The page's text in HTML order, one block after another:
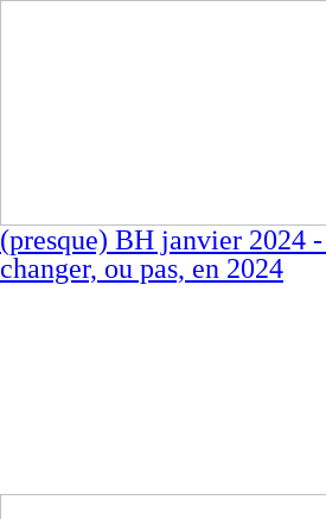
(presque) BH janvier 2024
changer, ou pas, en 2024